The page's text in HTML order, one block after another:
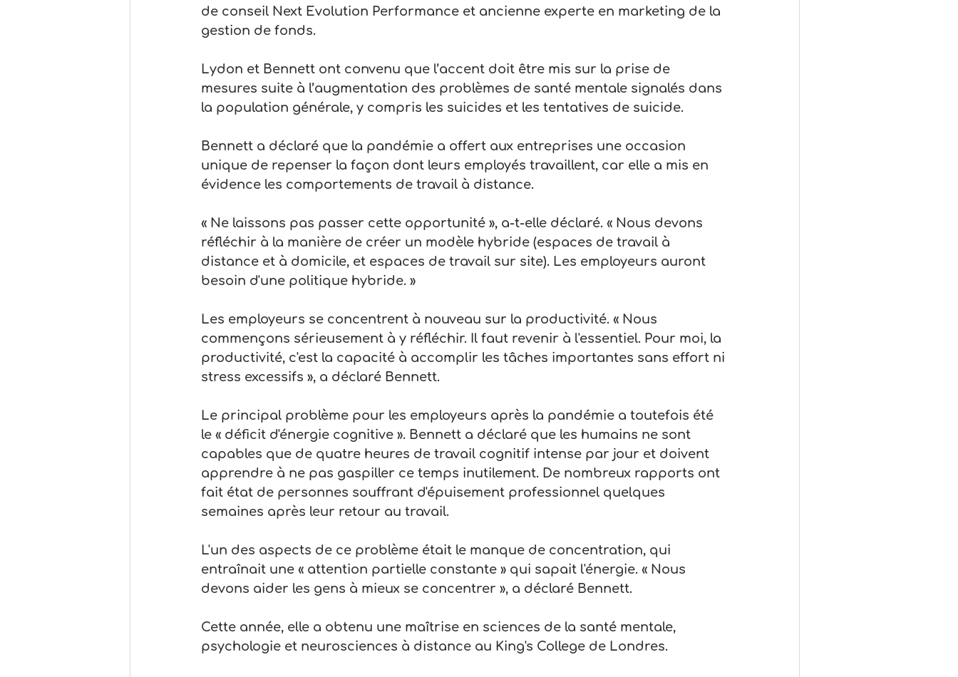
de conseil Next Evolution Performance et ancienne experte en marketing de la
gestion de fonds.
Lydon et Bennett ont convenu que l’accent doit être mis sur la prise de
mesures suite à l’augmentation des problèmes de santé mentale signalés dans
la population générale, y compris les suicides et les tentatives de suicide.
Bennett a déclaré que la pandémie a offert aux entreprises une occasion
unique de repenser la façon dont leurs employés travaillent, car elle a mis en
évidence les comportements de travail à distance.
« Ne laissons pas passer cette opportunité », a-t-elle déclaré. « Nous devons
réfléchir à la manière de créer un modèle hybride (espaces de travail à
distance et à domicile, et espaces de travail sur site). Les employeurs auront
besoin d'une politique hybride. »
Les employeurs se concentrent à nouveau sur la productivité. « Nous
commençons sérieusement à y réfléchir. Il faut revenir à l'essentiel. Pour moi, la
productivité, c'est la capacité à accomplir les tâches importantes sans effort ni
stress excessifs », a déclaré Bennett.
Le principal problème pour les employeurs après la pandémie a toutefois été
le « déficit d'énergie cognitive ». Bennett a déclaré que les humains ne sont
capables que de quatre heures de travail cognitif intense par jour et doivent
apprendre à ne pas gaspiller ce temps inutilement. De nombreux rapports ont
fait état de personnes souffrant d'épuisement professionnel quelques
semaines après leur retour au travail.
L'un des aspects de ce problème était le manque de concentration, qui
entraînait une « attention partielle constante » qui sapait l'énergie. « Nous
devons aider les gens à mieux se concentrer », a déclaré Bennett.
Cette année, elle a obtenu une maîtrise en sciences de la santé mentale,
psychologie et neurosciences à distance au King's College de Londres.